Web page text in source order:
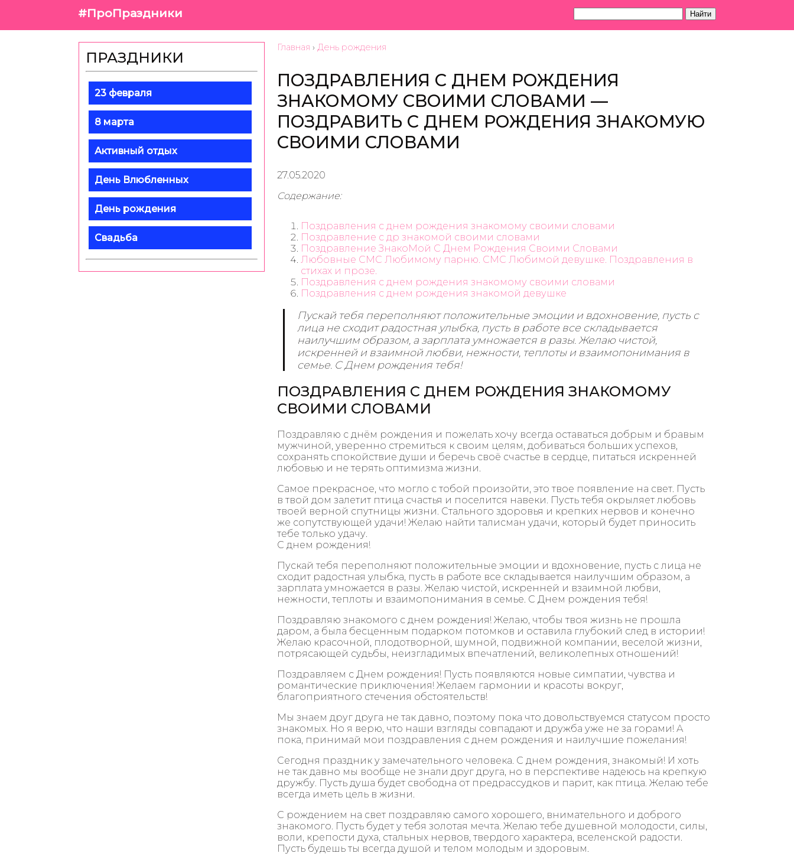
#ПроПраздники Найти
ПРАЗДНИКИ
23 февраля
8 марта
Активный отдых
День Влюбленных
День рождения
Свадьба
Главная ›День рождения
ПОЗДРАВЛЕНИЯ С ДНЕМ РОЖДЕНИЯ
ЗНАКОМОМУ СВОИМИ СЛОВАМИ —
ПОЗДРАВИТЬ С ДНЕМ РОЖДЕНИЯ ЗНАКОМУЮ
СВОИМИ СЛОВАМИ
27.05.2020
Содержание:
Поздравления с днем рождения знакомому своими словами
Поздравление с др знакомой своими словами
Поздравление ЗнакоМой С Днем Рождения Своими Словами
Любовные СМС Любимому парню. СМС Любимой девушке. Поздравления в
стихах и прозе.
Поздравления с днем рождения знакомому своими словами
Поздравления с днем рождения знакомой девушке
Пускай тебя переполняют положительные эмоции и вдохновение, пусть с
лица не сходит радостная улыбка, пусть в работе все складывается
наилучшим образом, а зарплата умножается в разы. Желаю чистой,
искренней и взаимной любви, нежности, теплоты и взаимопонимания в
семье. С Днем рождения тебя!
ПОЗДРАВЛЕНИЯ С ДНЕМ РОЖДЕНИЯ ЗНАКОМОМУ
СВОИМИ СЛОВАМИ
Поздравляю с днём рождения и пожелать хочу всегда оставаться добрым и бравым
мужчиной, уверенно стремиться к своим целям, добиваться больших успехов,
сохранять спокойствие души и беречь своё счастье в сердце, питаться искренней
любовью и не терять оптимизма жизни.
Самое прекрасное, что могло с тобой произойти, это твое появление на свет. Пусть
в твой дом залетит птица счастья и поселится навеки. Пусть тебя окрыляет любовь
твоей верной спутницы жизни. Стального здоровья и крепких нервов и конечно
же сопутствующей удачи! Желаю найти талисман удачи, который будет приносить
тебе только удачу.
С днем рождения!
Пускай тебя переполняют положительные эмоции и вдохновение, пусть с лица не
сходит радостная улыбка, пусть в работе все складывается наилучшим образом, а
зарплата умножается в разы. Желаю чистой, искренней и взаимной любви,
нежности, теплоты и взаимопонимания в семье. С Днем рождения тебя!
Поздравляю знакомого с днем рождения! Желаю, чтобы твоя жизнь не прошла
даром, а была бесценным подарком потомков и оставила глубокий след в истории!
Желаю красочной, плодотворной, шумной, подвижной компании, веселой жизни,
потрясающей судьбы, неизгладимых впечатлений, великолепных отношений!
Поздравляем с Днем рождения! Пусть появляются новые симпатии, чувства и
романтические приключения! Желаем гармонии и красоты вокруг,
благоприятного стечения обстоятельств!
Мы знаем друг друга не так давно, поэтому пока что довольствуемся статусом просто
знакомых. Но я верю, что наши взгляды совпадают и дружба уже не за горами! А
пока, принимай мои поздравления с днем рождения и наилучшие пожелания!
Сегодня праздник у замечательного человека. С днем рождения, знакомый! И хоть
не так давно мы вообще не знали друг друга, но в перспективе надеюсь на крепкую
дружбу. Пусть душа будет свободна от предрассудков и парит, как птица. Желаю тебе
всегда иметь цель в жизни.
С рождением на свет поздравляю самого хорошего, внимательного и доброго
знакомого. Пусть будет у тебя золотая мечта. Желаю тебе душевной молодости, силы,
воли, крепости духа, стальных нервов, твердого характера, вселенской радости.
Пусть будешь ты всегда душой и телом молодым и здоровым.